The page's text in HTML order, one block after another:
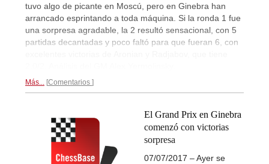
tuvo algo de picante en Moscú, pero en Ginebra han
arrancado esprintando a toda máquina. Si la ronda 1 fue
una sorpresa agradable, la 2 resultó sensacional, con 5
partidas decantadas y poco faltó para que fueran 6, con
Más... Comentarios
El Grand Prix en Ginebra
comenzó con victorias
sorpresa
07/07/2017 – Ayer se